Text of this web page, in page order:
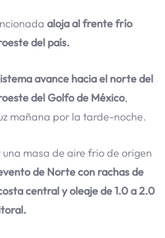
aloja al frente frío
del país.
avance hacia el norte del
del Golfo de México,
mañana por la tarde-noche.
masa de aire frio de origen
de Norte con rachas de
central y oleaje de 1.0 a 2.0